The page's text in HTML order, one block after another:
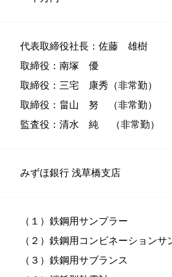
代表取締役社長：佐藤 雄樹
取締役：南塚 優
取締役：三宅 康秀（非常勤）
取締役：畠山 努 （非常勤）
監査役：清水 純 （非常勤）
みずほ銀行 浅草橋支店
（１）鉄鋼用サンプラー
（２）鉄鋼用コンビネーションサ
（３）鉄鋼用サブランス